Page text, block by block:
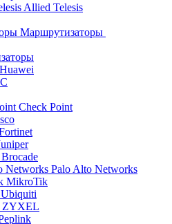
Allied Telesis
Маршрутизаторы
Huawei
Check Point
Brocade
Palo Alto Networks
MikroTik
Ubiquiti
ZYXEL